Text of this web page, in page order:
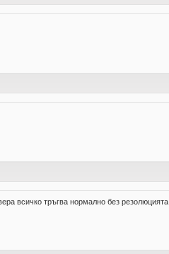
всичко тръгва нормално без резолюцията .